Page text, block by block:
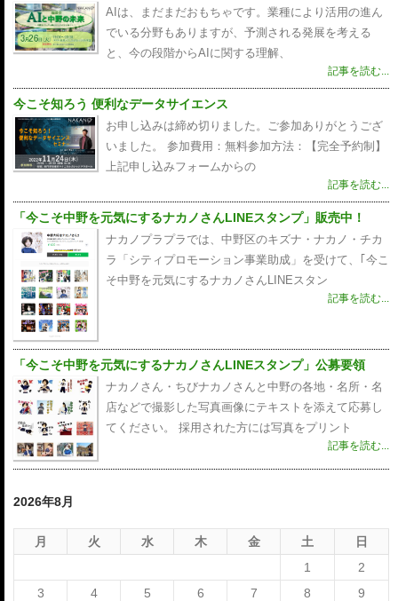
AIは、まだまだおもちゃです。業種により活用の進ん
でいる分野もありますが、予測される発展を考える
と、今の段階からAIに関する理解、
記事を読む...
今こそ知ろう 便利なデータサイエンス
お申し込みは締め切りました。ご参加ありがとうござ
いました。 参加費用：無料参加方法：【完全予約制】
上記申し込みフォームからの
記事を読む...
「今こそ中野を元気にするナカノさんLINEスタンプ」販売中！
ナカノプラプラでは、中野区のキズナ・ナカノ・チカ
ラ「シティプロモーション事業助成」を受けて、｢今こ
そ中野を元気にするナカノさんLINEスタン
記事を読む...
「今こそ中野を元気にするナカノさんLINEスタンプ」公募要領
ナカノさん・ちびナカノさんと中野の各地・名所・名
店などで撮影した写真画像にテキストを添えて応募し
てください。 採用された方には写真をプリント
記事を読む...
2026年8月
月 火 水 木 金 土
日
1
2
3
4 5 6 7 8
9